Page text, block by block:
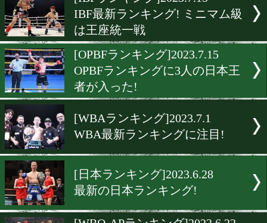
[WBOランキング]2023.7.19
日本で世界戦が3つ続く
最新ランキング
[WBCランキング]2023.7.18
今月は25日(火)のフルトン
上尚弥に注目!
[IBFランキング]2023.7.15
IBF最新ランキング! ミニ
は王座統一戦
[OPBFランキング]2023.7.15